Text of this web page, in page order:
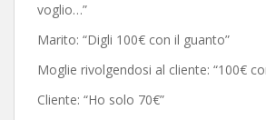
voglio…”
Marito: “Digli 100€ con il guanto”
Moglie rivolgendosi al cliente: “100€
Cliente: “Ho solo 70€”